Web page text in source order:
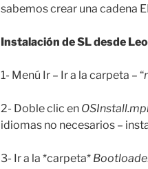
sabemos crear una cadena
Instalación de SL desde
1- Menú Ir – Ir a la carpeta – “
2- Doble clic en
idiomas no necesarios –
3- Ir a la *carpeta*